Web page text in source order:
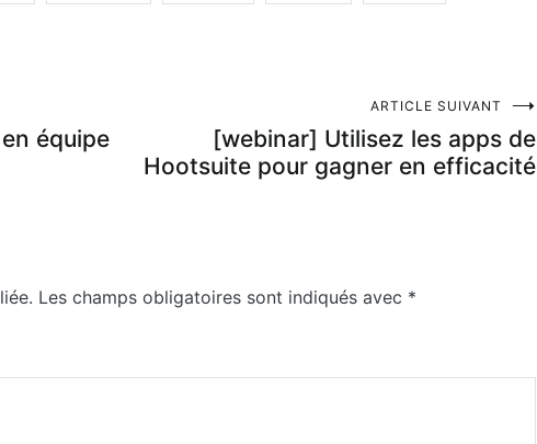
équipe
ARTICLE SUIVANT
[webinar] Utilisez les apps de
Hootsuite pour gagner en efficacité
Les champs obligatoires sont indiqués avec *